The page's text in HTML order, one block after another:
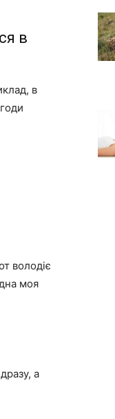
в
в
володіє
моя
а